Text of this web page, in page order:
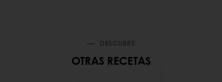
DESCUBRE
OTRAS RECETAS